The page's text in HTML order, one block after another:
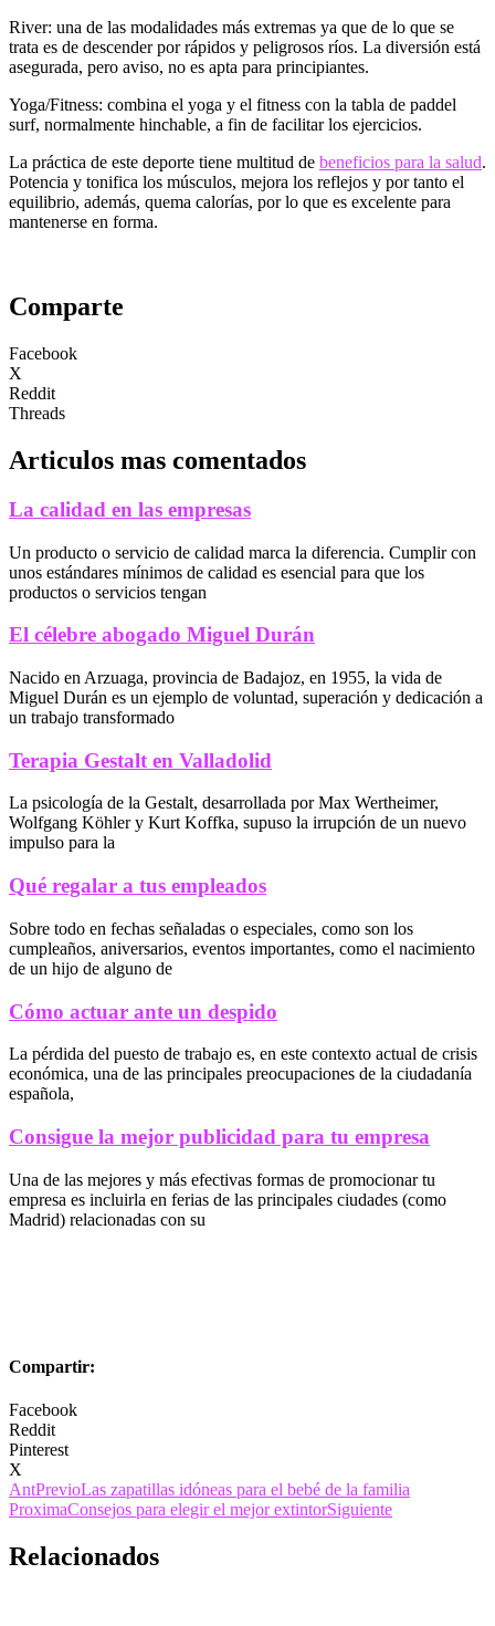
River: una de las modalidades más extremas ya que de lo que se
trata es de descender por rápidos y peligrosos ríos. La diversión está
asegurada, pero aviso, no es apta para principiantes.
Yoga/Fitness: combina el yoga y el fitness con la tabla de paddel
surf, normalmente hinchable, a fin de facilitar los ejercicios.
La práctica de este deporte tiene multitud de beneficios para la salud.
Potencia y tonifica los músculos, mejora los reflejos y por tanto el
equilibrio, además, quema calorías, por lo que es excelente para
mantenerse en forma.
Comparte
Facebook
X
Reddit
Threads
Articulos mas comentados
La calidad en las empresas
Un producto o servicio de calidad marca la diferencia. Cumplir con
unos estándares mínimos de calidad es esencial para que los
productos o servicios tengan
El célebre abogado Miguel Durán
Nacido en Arzuaga, provincia de Badajoz, en 1955, la vida de
Miguel Durán es un ejemplo de voluntad, superación y dedicación a
un trabajo transformado
Terapia Gestalt en Valladolid
La psicología de la Gestalt, desarrollada por Max Wertheimer,
Wolfgang Köhler y Kurt Koffka, supuso la irrupción de un nuevo
impulso para la
Qué regalar a tus empleados
Sobre todo en fechas señaladas o especiales, como son los
cumpleaños, aniversarios, eventos importantes, como el nacimiento
de un hijo de alguno de
Cómo actuar ante un despido
La pérdida del puesto de trabajo es, en este contexto actual de crisis
económica, una de las principales preocupaciones de la ciudadanía
española,
Consigue la mejor publicidad para tu empresa
Una de las mejores y más efectivas formas de promocionar tu
empresa es incluirla en ferias de las principales ciudades (como
Madrid) relacionadas con su
Compartir:
Facebook
Reddit
Pinterest
X
AntPrevioLas zapatillas idóneas para el bebé de la familia
ProximaConsejos para elegir el mejor extintorSiguiente
Relacionados